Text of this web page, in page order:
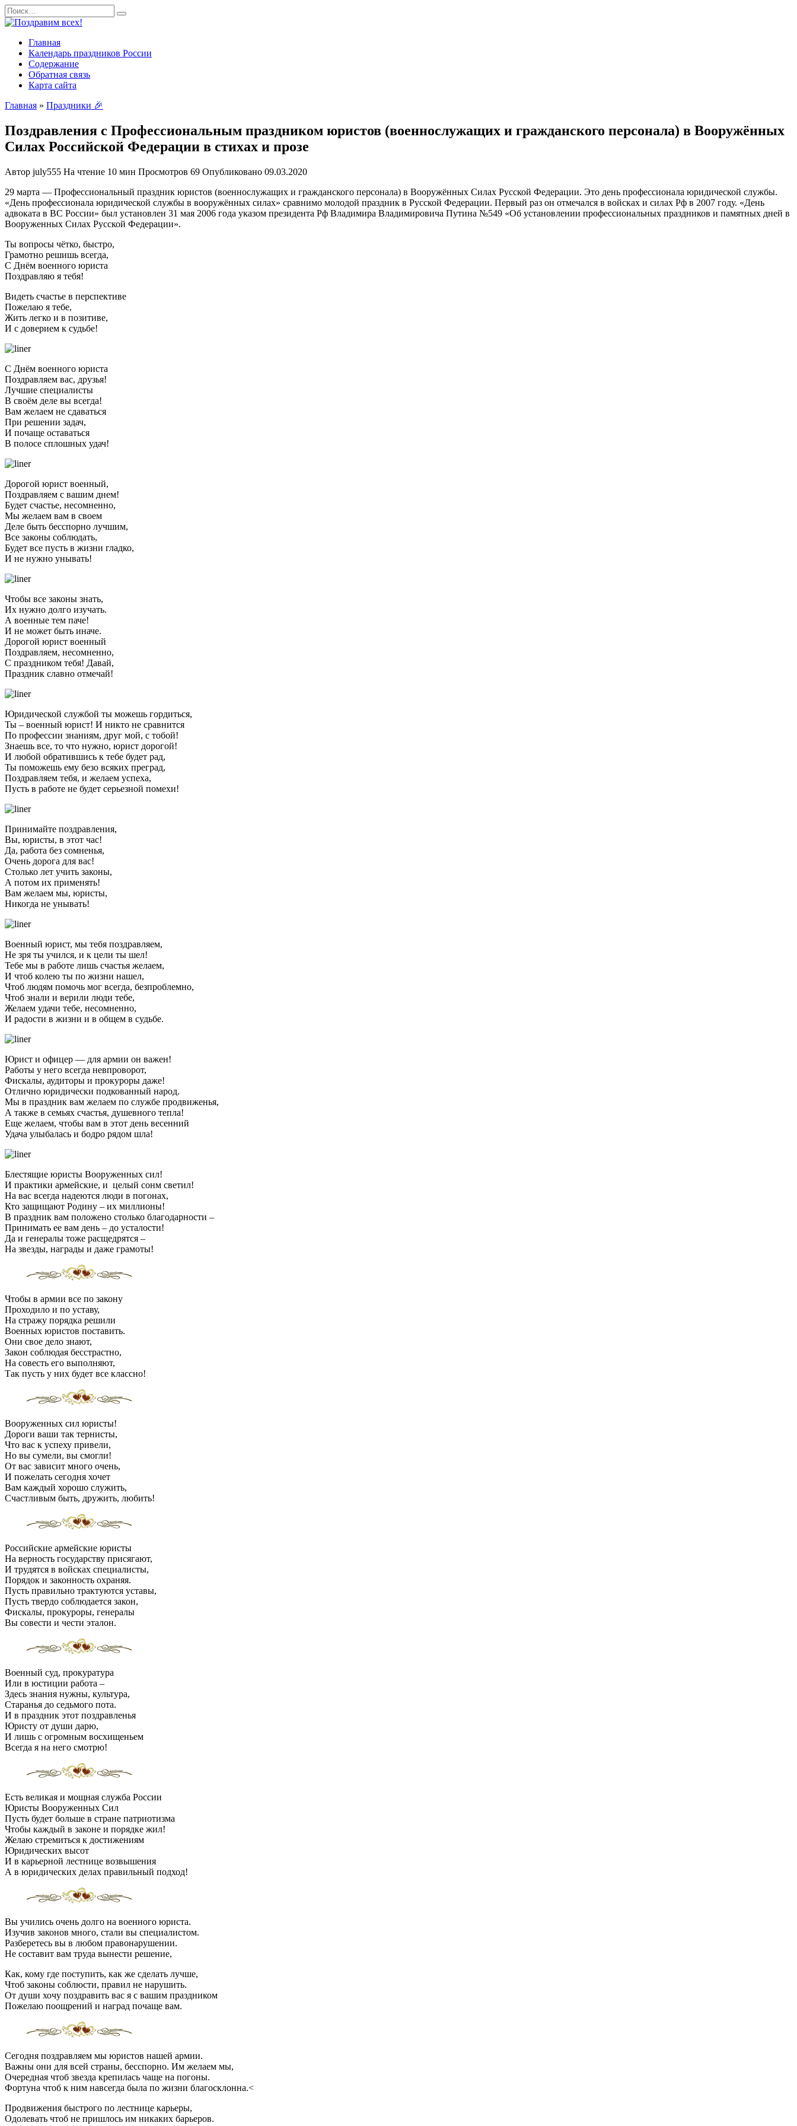
Перейти
к
содержанию
Search
for:
Главная
Календарь праздников России
Содержание
Обратная связь
Карта сайта
Главная » Праздники 🎉
Поздравления с Профессиональным праздником юристов (военнослужащих и гражданского персонала) в Вооружённых
Силах Российской Федерации в стихах и прозе
Автор july555 На чтение 10 мин Просмотров 69 Опубликовано 09.03.2020
29 марта — Профессиональный праздник юристов (военнослужащих и гражданского персонала) в Вооружённых Силах Русской Федерации. Это день профессионала юридической службы.
«День профессионала юридической службы в вооружённых силах» сравнимо молодой праздник в Русской Федерации. Первый раз он отмечался в войсках и силах Рф в 2007 году. «День
адвоката в ВС России» был установлен 31 мая 2006 года указом президента Рф Владимира Владимировича Путина №549 «Об установлении профессиональных праздников и памятных дней в
Вооруженных Силах Русской Федерации».
Ты вопросы чётко, быстро,
Грамотно решишь всегда,
С Днём военного юриста
Поздравляю я тебя!
Видеть счастье в перспективе
Пожелаю я тебе,
Жить легко и в позитиве,
И с доверием к судьбе!
С Днём военного юриста
Поздравляем вас, друзья!
Лучшие специалисты
В своём деле вы всегда!
Вам желаем не сдаваться
При решении задач,
И почаще оставаться
В полосе сплошных удач!
Дорогой юрист военный,
Поздравляем с вашим днем!
Будет счастье, несомненно,
Мы желаем вам в своем
Деле быть бесспорно лучшим,
Все законы соблюдать,
Будет все пусть в жизни гладко,
И не нужно унывать!
Чтобы все законы знать,
Их нужно долго изучать.
А военные тем паче!
И не может быть иначе.
Дорогой юрист военный
Поздравляем, несомненно,
С праздником тебя! Давай,
Праздник славно отмечай!
Юридической службой ты можешь гордиться,
Ты – военный юрист! И никто не сравнится
По профессии знаниям, друг мой, с тобой!
Знаешь все, то что нужно, юрист дорогой!
И любой обратившись к тебе будет рад,
Ты поможешь ему безо всяких преград,
Поздравляем тебя, и желаем успеха,
Пусть в работе не будет серьезной помехи!
Принимайте поздравления,
Вы, юристы, в этот час!
Да, работа без сомненья,
Очень дорога для вас!
Столько лет учить законы,
А потом их применять!
Вам желаем мы, юристы,
Никогда не унывать!
Военный юрист, мы тебя поздравляем,
Не зря ты учился, и к цели ты шел!
Тебе мы в работе лишь счастья желаем,
И чтоб колею ты по жизни нашел,
Чтоб людям помочь мог всегда, безпроблемно,
Чтоб знали и верили люди тебе,
Желаем удачи тебе, несомненно,
И радости в жизни и в общем в судьбе.
Юрист и офицер — для армии он важен!
Работы у него всегда невпроворот,
Фискалы, аудиторы и прокуроры даже!
Отлично юридически подкованный народ.
Мы в праздник вам желаем по службе продвиженья,
А также в семьях счастья, душевного тепла!
Еще желаем, чтобы вам в этот день весенний
Удача улыбалась и бодро рядом шла!
Блестящие юристы Вооруженных сил!
И практики армейские, и целый сонм светил!
На вас всегда надеются люди в погонах,
Кто защищают Родину – их миллионы!
В праздник вам положено столько благодарности –
Принимать ее вам день – до усталости!
Да и генералы тоже расщедрятся –
На звезды, награды и даже грамоты!
Чтобы в армии все по закону
Проходило и по уставу,
На стражу порядка решили
Военных юристов поставить.
Они свое дело знают,
Закон соблюдая бесстрастно,
На совесть его выполняют,
Так пусть у них будет все классно!
Вооруженных сил юристы!
Дороги ваши так тернисты,
Что вас к успеху привели,
Но вы сумели, вы смогли!
От вас зависит много очень,
И пожелать сегодня хочет
Вам каждый хорошо служить,
Счастливым быть, дружить, любить!
Российские армейские юристы
На верность государству присягают,
И трудятся в войсках специалисты,
Порядок и законность охраняя.
Пусть правильно трактуются уставы,
Пусть твердо соблюдается закон,
Фискалы, прокуроры, генералы
Вы совести и чести эталон.
Военный суд, прокуратура
Или в юстиции работа –
Здесь знания нужны, культура,
Старанья до седьмого пота.
И в праздник этот поздравленья
Юристу от души дарю,
И лишь с огромным восхищеньем
Всегда я на него смотрю!
Есть великая и мощная служба России
Юристы Вооруженных Сил
Пусть будет больше в стране патриотизма
Чтобы каждый в законе и порядке жил!
Желаю стремиться к достижениям
Юридических высот
И в карьерной лестнице возвышения
А в юридических делах правильный подход!
Вы учились очень долго на военного юриста.
Изучив законов много, стали вы специалистом.
Разберетесь вы в любом правонарушении.
Не составит вам труда вынести решение,
Как, кому где поступить, как же сделать лучше,
Чтоб законы соблюсти, правил не нарушить.
От души хочу поздравить вас я с вашим праздником
Пожелаю поощрений и наград почаще вам.
Сегодня поздравляем мы юристов нашей армии.
Важны они для всей страны, бесспорно. Им желаем мы,
Очередная чтоб звезда крепилась чаще на погоны.
Фортуна чтоб к ним навсегда была по жизни благосклонна.<
Продвижения быстрого по лестнице карьеры,
Одолевать чтоб не пришлось им никаких барьеров.